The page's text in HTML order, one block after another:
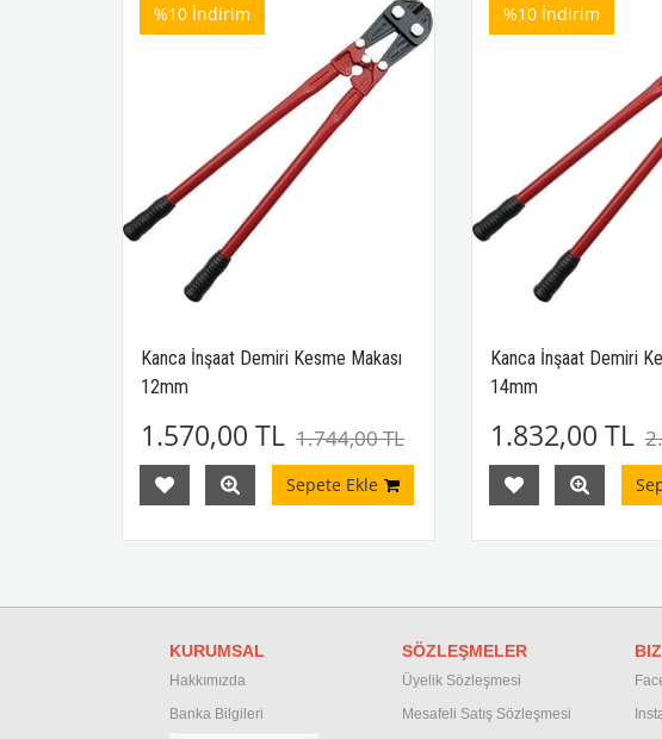
Kanca İnşaat Demiri Kesme Makası
12mm
1.570,00 TL 1.744,00 TL
Sepete Ekle
%10 İndirim
Kanca İnşaat Demiri
14mm
1.832,00 TL
%10 İndirim
KURUMSAL
Hakkımızda
Banka Bilgileri
SÖZLEŞMELER
Üyelik Sözleşmesi
Mesafeli Satış Sözleşmesi